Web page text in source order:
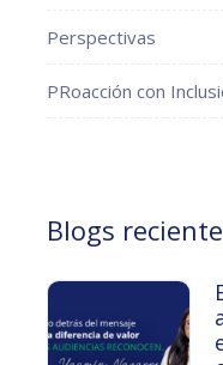
Perspectivas
PRoacción con
Blogs